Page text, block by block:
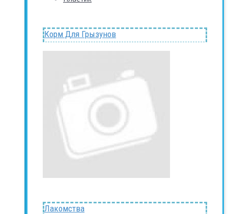
Корм Для Грызунов
Лакомства